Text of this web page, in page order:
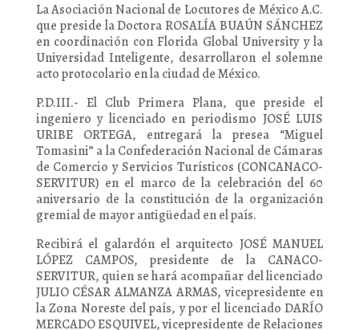
La Asociación Nacional de Locutores de México A.C.
que preside la Doctora ROSALÍA BUAÚN SÁNCHEZ
en coordinación con Florida Global University y la
Universidad Inteligente, desarrollaron el solemne
acto protocolario en la ciudad de México.
P.D.III.- El Club Primera Plana, que preside el
ingeniero y licenciado en periodismo JOSÉ LUIS
URIBE ORTEGA, entregará la presea “Miguel
Tomasini” a la Confederación Nacional de Cámaras
de Comercio y Servicios Turísticos (CONCANACO-
SERVITUR) en el marco de la celebración del 60
aniversario de la constitución de la organización
gremial de mayor antigüedad en el país.
Recibirá el galardón el arquitecto JOSÉ MANUEL
LÓPEZ CAMPOS, presidente de la CANACO-
SERVITUR, quien se hará acompañar del licenciado
JULIO CÉSAR ALMANZA ARMAS, vicepresidente en
la Zona Noreste del país, y por el licenciado DARÍO
MERCADO ESQUIVEL, vicepresidente de Relaciones